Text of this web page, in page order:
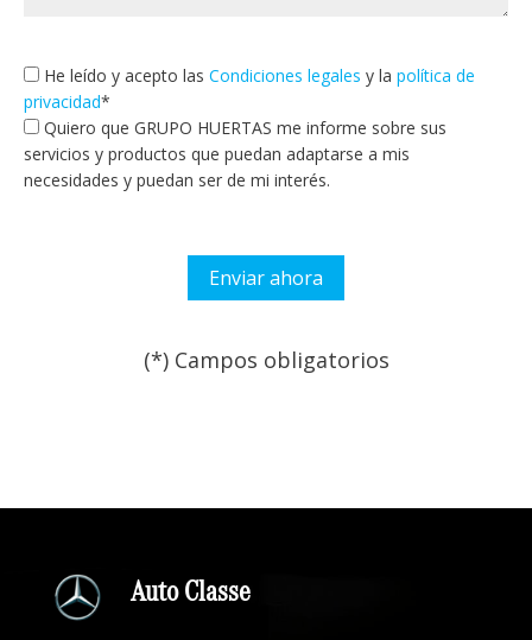
He leído y acepto las Condiciones legales y la política de
privacidad*
Quiero que GRUPO HUERTAS me informe sobre sus
servicios y productos que puedan adaptarse a mis
necesidades y puedan ser de mi interés.
(*) Campos obligatorios
Auto Classe